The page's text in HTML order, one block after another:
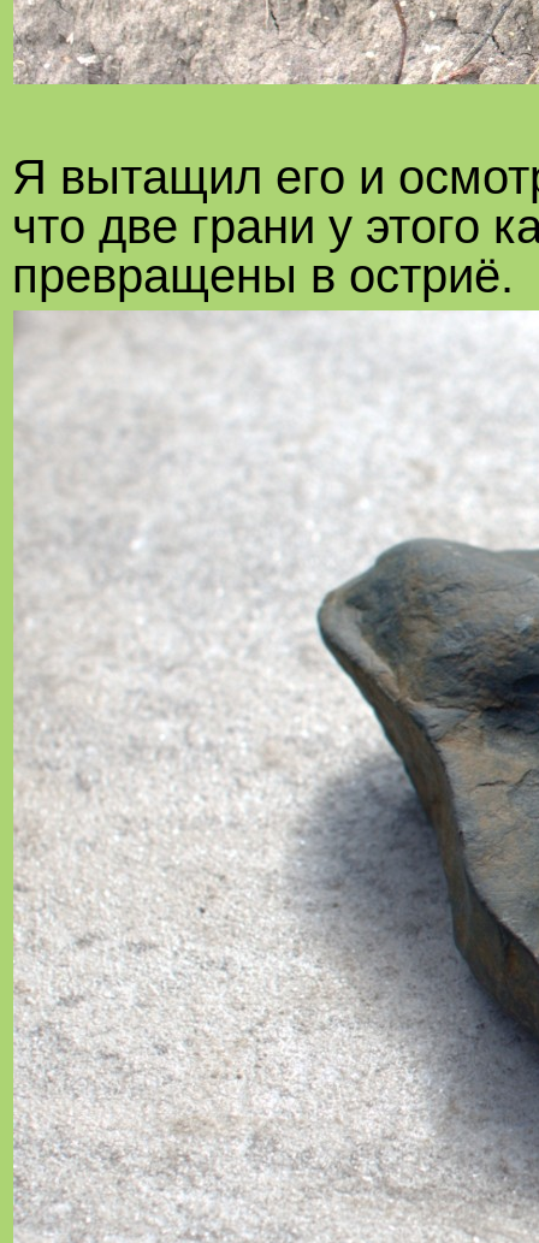
Я вытащил его и
что две грани у этого
превращены в остриё.